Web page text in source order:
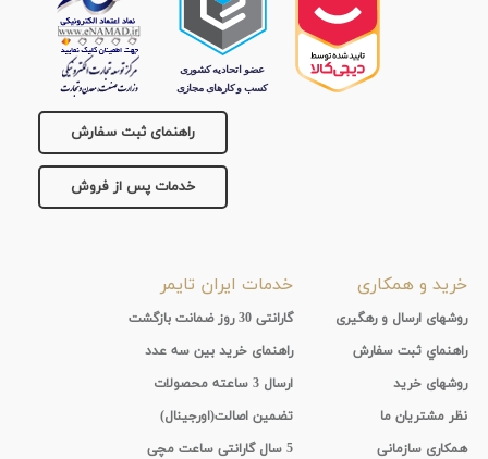
راهنمای ثبت سفارش
خدمات پس از فروش
خرید و همکاری
روشهای ارسال و رهگیری
راهنماي ثبت سفارش
روشهای خرید
نظر مشتریان ما
همکاری سازمانی
خدمات ایران تایمر
گارانتی 30 روز ضمانت بازگشت
راهنمای خرید بین سه عدد
ارسال 3 ساعته محصولات
تضمین اصالت(اورجینال)
5 سال گارانتی ساعت مچی